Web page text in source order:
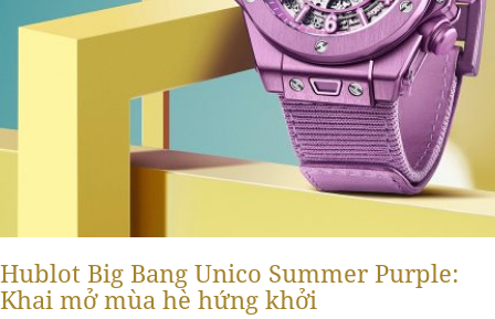
Hublot Big Bang Unico Summer Purple:
Khai mở mùa hè hứng khởi